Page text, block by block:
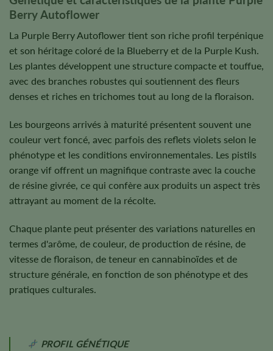
Berry Autoflower
La Purple Berry Autoflower tient son riche profil terpénique
et son héritage coloré de la Blueberry et de la Purple Kush.
Les plantes développent une structure compacte et touffue,
avec des branches robustes qui soutiennent des fleurs
denses et riches en trichomes tout au long de la floraison.
Les bourgeons arrivés à maturité présentent souvent une
couleur vert foncé, avec parfois des reflets violets selon le
phénotype et les conditions environnementales. Les pistils
orange vif offrent un magnifique contraste avec la couche
de résine givrée, ce qui confère aux produits un aspect très
attrayant au moment de la récolte.
Chaque plante peut présenter des variations naturelles en
termes d'arôme, de couleur, de production de résine, de
vitesse de floraison, de teneur en cannabinoïdes et de
structure générale, en fonction de son phénotype et des
pratiques culturales.
PROFIL GÉNÉTIQUE